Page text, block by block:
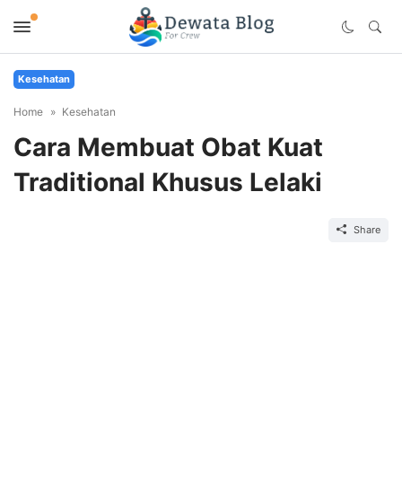
Kesehatan
Home Kesehatan
Cara Membuat Obat Kuat
Traditional Khusus Lelaki
Share